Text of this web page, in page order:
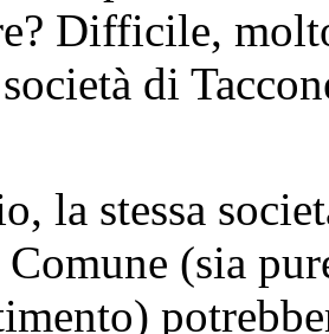
Difficile,
di
la stessa
Comune (sia